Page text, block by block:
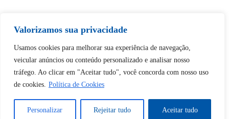
Valorizamos sua privacidade
Usamos cookies para melhorar sua experiência de navegação,
veicular anúncios ou conteúdo personalizado e analisar nosso
tráfego. Ao clicar em "Aceitar tudo", você concorda com nosso uso
de cookies. Política de Cookies
Personalizar Rejeitar tudo Aceitar tudo
Continuar com
Tem certeza de que deseja
desbloquear esta publicação?